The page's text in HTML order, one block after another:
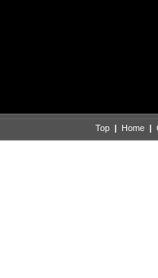
Top | Home |